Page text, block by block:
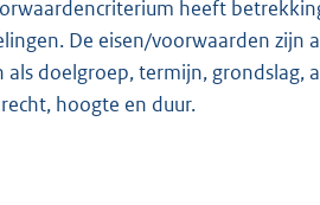
heeft
De eisen/voorwaarden zijn
doelgroep, termijn, grondslag,
hoogte en duur.